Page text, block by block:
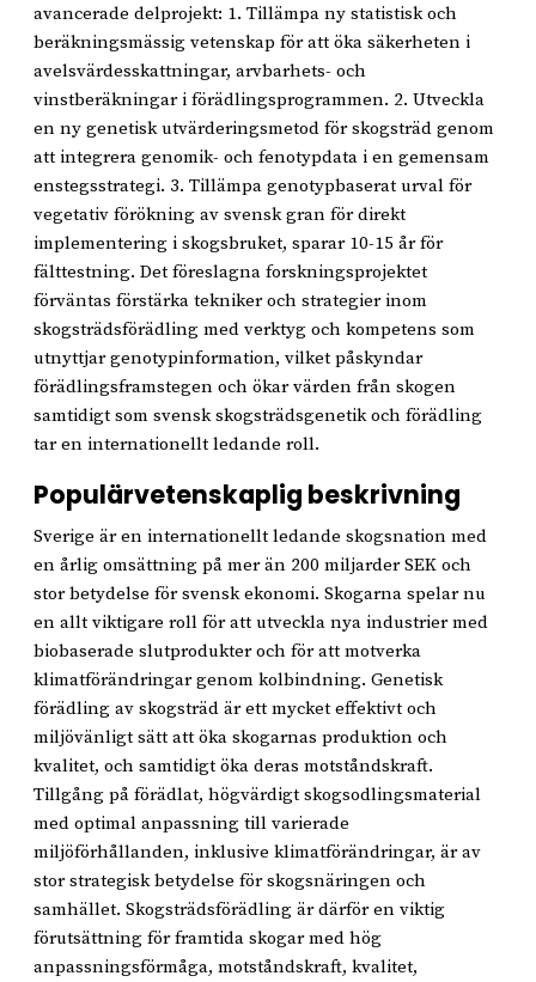
avancerade delprojekt: 1. Tillämpa ny statistisk och
beräkningsmässig vetenskap för att öka säkerheten i
avelsvärdesskattningar, arvbarhets- och
vinstberäkningar i förädlingsprogrammen. 2. Utveckla
en ny genetisk utvärderingsmetod för skogsträd genom
att integrera genomik- och fenotypdata i en gemensam
enstegsstrategi. 3. Tillämpa genotypbaserat urval för
vegetativ förökning av svensk gran för direkt
implementering i skogsbruket, sparar 10-15 år för
fälttestning. Det föreslagna forskningsprojektet
förväntas förstärka tekniker och strategier inom
skogsträdsförädling med verktyg och kompetens som
utnyttjar genotypinformation, vilket påskyndar
förädlingsframstegen och ökar värden från skogen
samtidigt som svensk skogsträdsgenetik och förädling
tar en internationellt ledande roll.
Populärvetenskaplig beskrivning
Sverige är en internationellt ledande skogsnation med
en årlig omsättning på mer än 200 miljarder SEK och
stor betydelse för svensk ekonomi. Skogarna spelar nu
en allt viktigare roll för att utveckla nya industrier med
biobaserade slutprodukter och för att motverka
klimatförändringar genom kolbindning. Genetisk
förädling av skogsträd är ett mycket effektivt och
miljövänligt sätt att öka skogarnas produktion och
kvalitet, och samtidigt öka deras motståndskraft.
Tillgång på förädlat, högvärdigt skogsodlingsmaterial
med optimal anpassning till varierade
miljöförhållanden, inklusive klimatförändringar, är av
stor strategisk betydelse för skogsnäringen och
samhället. Skogsträdsförädling är därför en viktig
förutsättning för framtida skogar med hög
anpassningsförmåga, motståndskraft, kvalitet,